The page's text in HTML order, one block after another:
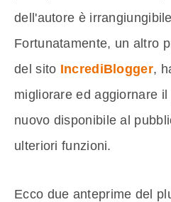
dell'autore è
Fortunatamente, un altro
del sito IncrediBlogger,
migliorare ed aggiornare
nuovo disponibile al
ulteriori funzioni.
Ecco due anteprime del